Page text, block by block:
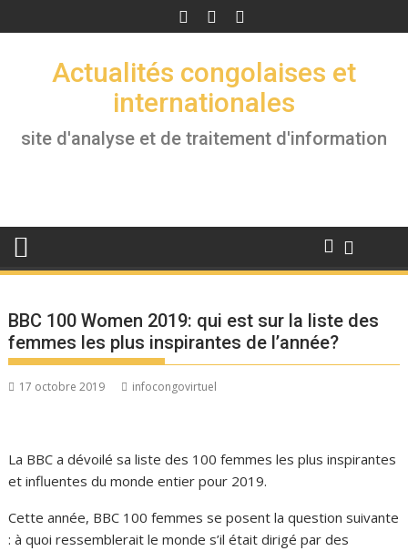
to
Actualités congolaises et
internationales
site d'analyse et de traitement d'information
BBC 100 Women 2019: qui est sur la liste des
femmes les plus inspirantes de l’année?
17 octobre 2019 infocongovirtuel
La BBC a dévoilé sa liste des 100 femmes les plus inspirantes
et influentes du monde entier pour 2019.
Cette année, BBC 100 femmes se posent la question suivante
: à quoi ressemblerait le monde s’il était dirigé par des